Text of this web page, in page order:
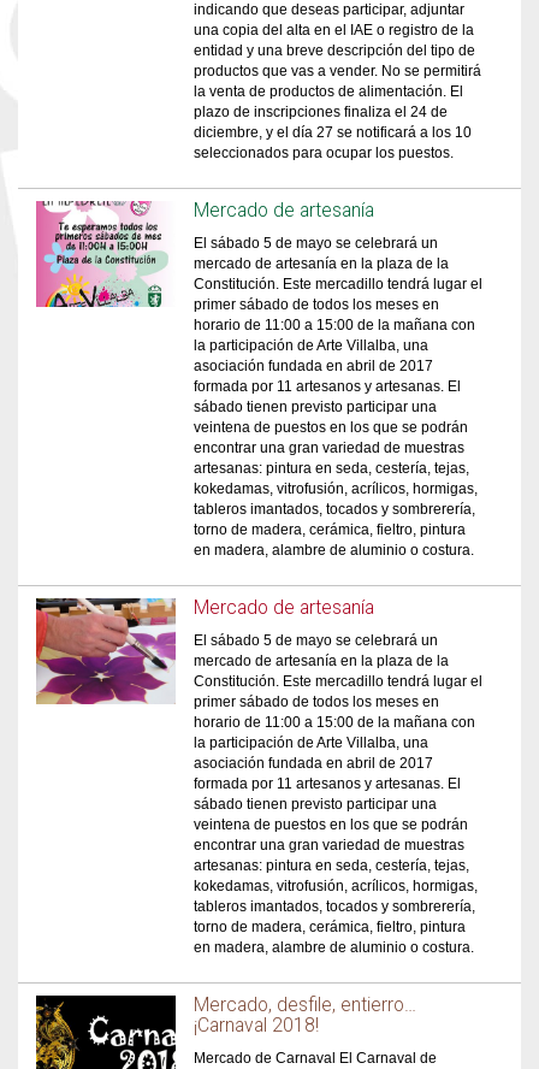
indicando que deseas participar, adjuntar
una copia del alta en el IAE o registro de la
entidad y una breve descripción del tipo de
productos que vas a vender. No se permitirá
la venta de productos de alimentación. El
plazo de inscripciones finaliza el 24 de
diciembre, y el día 27 se notificará a los 10
seleccionados para ocupar los puestos.
Mercado de artesanía
El sábado 5 de mayo se celebrará un
mercado de artesanía en la plaza de la
Constitución. Este mercadillo tendrá lugar el
primer sábado de todos los meses en
horario de 11:00 a 15:00 de la mañana con
la participación de Arte Villalba, una
asociación fundada en abril de 2017
formada por 11 artesanos y artesanas. El
sábado tienen previsto participar una
veintena de puestos en los que se podrán
encontrar una gran variedad de muestras
artesanas: pintura en seda, cestería, tejas,
kokedamas, vitrofusión, acrílicos, hormigas,
tableros imantados, tocados y sombrerería,
torno de madera, cerámica, fieltro, pintura
en madera, alambre de aluminio o costura.
Mercado de artesanía
El sábado 5 de mayo se celebrará un
mercado de artesanía en la plaza de la
Constitución. Este mercadillo tendrá lugar el
primer sábado de todos los meses en
horario de 11:00 a 15:00 de la mañana con
la participación de Arte Villalba, una
asociación fundada en abril de 2017
formada por 11 artesanos y artesanas. El
sábado tienen previsto participar una
veintena de puestos en los que se podrán
encontrar una gran variedad de muestras
artesanas: pintura en seda, cestería, tejas,
kokedamas, vitrofusión, acrílicos, hormigas,
tableros imantados, tocados y sombrerería,
torno de madera, cerámica, fieltro, pintura
en madera, alambre de aluminio o costura.
Mercado, desfile, entierro…
¡Carnaval 2018!
Mercado de Carnaval El Carnaval de